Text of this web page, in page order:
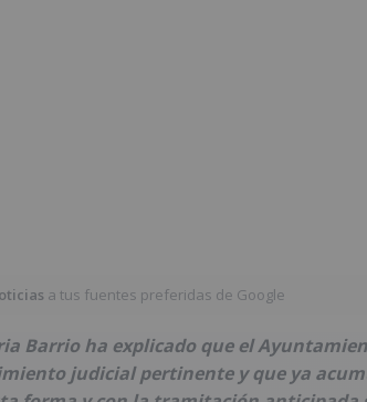
a tus fuentes preferidas de Google
Barrio ha explicado que el
judicial pertinente y que ya